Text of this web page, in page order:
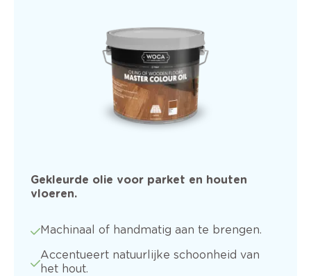
Gekleurde olie voor parket en houten
vloeren.
Machinaal of handmatig aan te brengen.
Accentueert natuurlijke schoonheid van
het hout.